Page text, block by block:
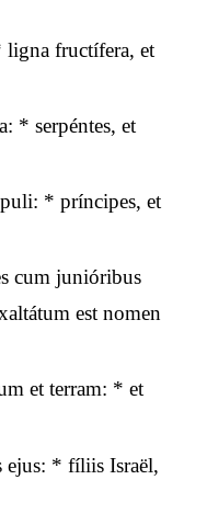
ligna fructífera, et
* serpéntes, et
* príncipes, et
cum junióribus
est nomen
et terram: * et
ejus: * fíliis Israël,